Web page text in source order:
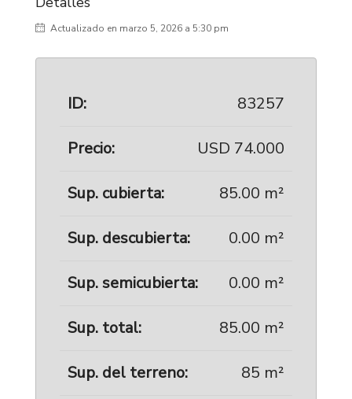
Actualizado en marzo 5, 2026 a 5:30 pm
ID: 83257
Precio: USD 74.000
Sup. cubierta: 85.00 m²
Sup. descubierta: 0.00 m²
Sup. semicubierta: 0.00 m²
Sup. total: 85.00 m²
Sup. del terreno: 85 m²